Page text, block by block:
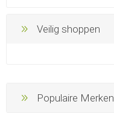
Veilig shoppen
Populaire Merken